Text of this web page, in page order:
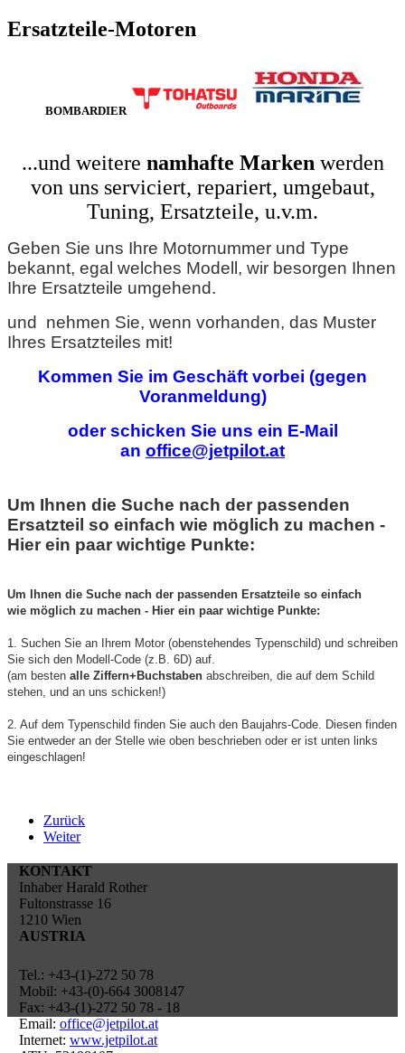
Ersatzteile-Motoren
BOMBARDIER
...und weitere namhafte Marken werden
von uns serviciert, repariert, umgebaut,
Tuning, Ersatzteile, u.v.m.
Geben Sie uns Ihre Motornummer und Type
bekannt, egal welches Modell, wir besorgen Ihnen
Ihre Ersatzteile umgehend.
und nehmen Sie, wenn vorhanden, das Muster
Ihres Ersatzteiles mit!
Kommen Sie im Geschäft vorbei (gegen
Voranmeldung)
oder schicken Sie uns ein E-Mail
an office@jetpilot.at
Um Ihnen die Suche nach der passenden
Ersatzteil so einfach wie möglich zu machen -
Hier ein paar wichtige Punkte:
Um Ihnen die Suche nach der passenden Ersatzteile so einfach
wie möglich zu machen - Hier ein paar wichtige Punkte:
1. Suchen Sie an Ihrem Motor (obenstehendes Typenschild) und schreiben
Sie sich den Modell-Code (z.B. 6D) auf.
(am besten alle Ziffern+Buchstaben abschreiben, die auf dem Schild
stehen, und an uns schicken!)
2. Auf dem Typenschild finden Sie auch den Baujahrs-Code. Diesen finden
Sie entweder an der Stelle wie oben beschrieben oder er ist unten links
eingeschlagen!
Zurück
Weiter
KONTAKT
Inhaber Harald Rother
Fultonstrasse 16
1210 Wien
AUSTRIA
Tel.: +43-(1)-272 50 78
Mobil: +43-(0)-664 3008147
Fax: +43-(1)-272 50 78 - 18
Email: office@jetpilot.at
Internet: www.jetpilot.at